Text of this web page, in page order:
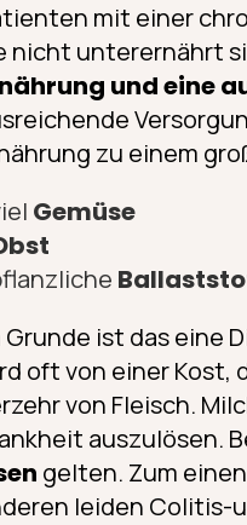
mit einer
nicht unterernährt
und eine
zu einem
Gemüse
Grunde ist das eine
oft von einer Kost,
von Fleisch.
auszulösen.
gelten. Zum
leiden Colitis-